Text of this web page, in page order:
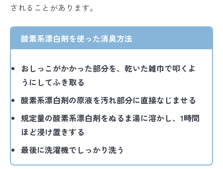
されることがあります。
酸素系漂白剤を使った消臭方法
おしっこがかかった部分を、乾いた雑巾で叩くよ
うにしてふき取る
酸素系漂白剤の原液を汚れ部分に直接なじませる
規定量の酸素系漂白剤をぬるま湯に溶かし、1時間
ほど浸け置きする
最後に洗濯機でしっかり洗う